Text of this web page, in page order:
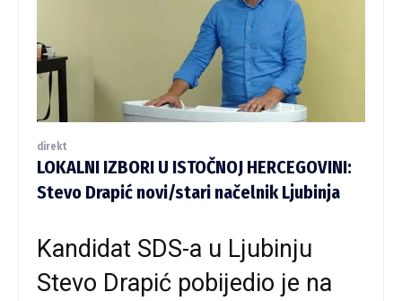
direkt
LOKALNI IZBORI U ISTOČNOJ HERCEGOVINI:
Stevo Drapić novi/stari načelnik Ljubinja
Kandidat SDS-a u Ljubinju
Stevo Drapić pobijedio je na